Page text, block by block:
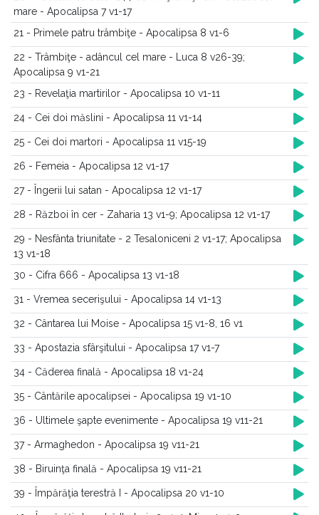
mare - Apocalipsa 7 v1-17
21 - Primele patru trâmbiţe - Apocalipsa 8 v1-6
22 - Trâmbiţe - adâncul cel mare - Luca 8 v26-39;
Apocalipsa 9 v1-21
23 - Revelaţia martirilor - Apocalipsa 10 v1-11
24 - Cei doi măslini - Apocalipsa 11 v1-14
25 - Cei doi martori - Apocalipsa 11 v15-19
26 - Femeia - Apocalipsa 12 v1-17
27 - Îngerii lui satan - Apocalipsa 12 v1-17
28 - Război în cer - Zaharia 13 v1-9; Apocalipsa 12 v1-17
29 - Nesfânta triunitate - 2 Tesaloniceni 2 v1-17; Apocalipsa
13 v1-18
30 - Cifra 666 - Apocalipsa 13 v1-18
31 - Vremea secerişului - Apocalipsa 14 v1-13
32 - Cântarea lui Moise - Apocalipsa 15 v1-8, 16 v1
33 - Apostazia sfârşitului - Apocalipsa 17 v1-7
34 - Căderea finală - Apocalipsa 18 v1-24
35 - Cântările apocalipsei - Apocalipsa 19 v1-10
36 - Ultimele şapte evenimente - Apocalipsa 19 v11-21
37 - Armaghedon - Apocalipsa 19 v11-21
38 - Biruinţa finală - Apocalipsa 19 v11-21
39 - Împărăţia terestră I - Apocalipsa 20 v1-10